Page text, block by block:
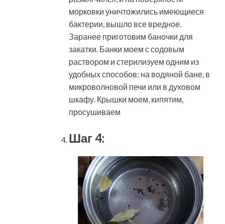
морковки уничтожились имеющиеся
бактерии, вышло все вредное.
Заранее приготовим баночки для
закатки. Банки моем с содовым
раствором и стерилизуем одним из
удобных способов: на водяной бане, в
микроволновой печи или в духовом
шкафу. Крышки моем, кипятим,
просушиваем
Шаг 4: